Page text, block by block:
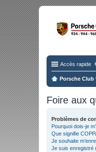
Accès rapide
Porsche Club
Foire aux
Problèmes de
Pourquoi dois-je
Que signifie
Je souhaite
Je suis enregistré